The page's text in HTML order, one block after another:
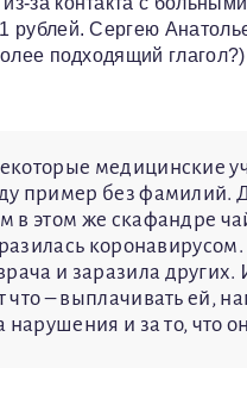
рублей. Сергею
подходящий
медицинские
пример без фамилий.
в этом же скафандре
и заразила
что – выплачивать ей,
нарушения и за то, что